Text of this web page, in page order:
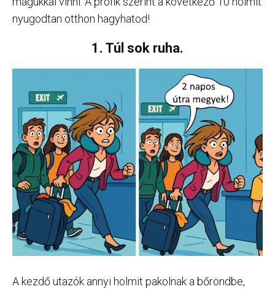
nyugodtan otthon hagyhatod!
1. Túl sok ruha.
A kezdő utazók annyi holmit pakolnak a bőröndbe,